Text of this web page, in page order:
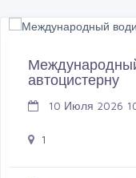
автоцистерну
10 Июля 2026
1